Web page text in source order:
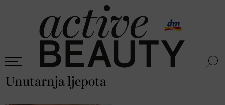
Unutarnja ljepota